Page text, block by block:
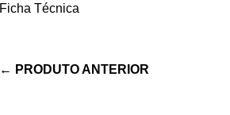
Ficha Técnica
← PRODUTO ANTERIOR